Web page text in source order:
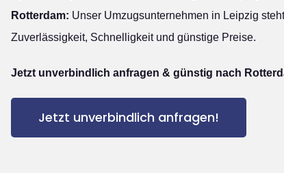
Rotterdam: Unser Umzugsunternehmen in Leipzig
Zuverlässigkeit, Schnelligkeit und günstige Preise.
Jetzt unverbindlich anfragen & günstig nach
Jetzt unverbindlich anfragen!